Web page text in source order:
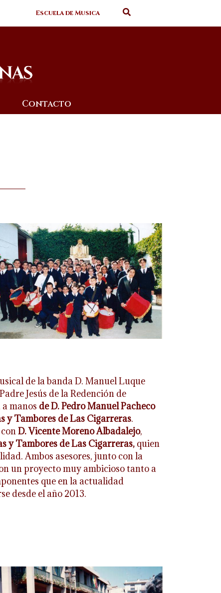
Escuela de Musica
Contacto
de la banda D. Manuel Luque
Jesús de la Redención de
manos de D. Pedro Manuel Pacheco
y Tambores de Las Cigarreras.
D. Vicente Moreno Albadalejo,
y Tambores de Las Cigarreras, quien
Ambos asesores, junto con la
un proyecto muy ambicioso tanto a
que en la actualidad
desde el año 2013.